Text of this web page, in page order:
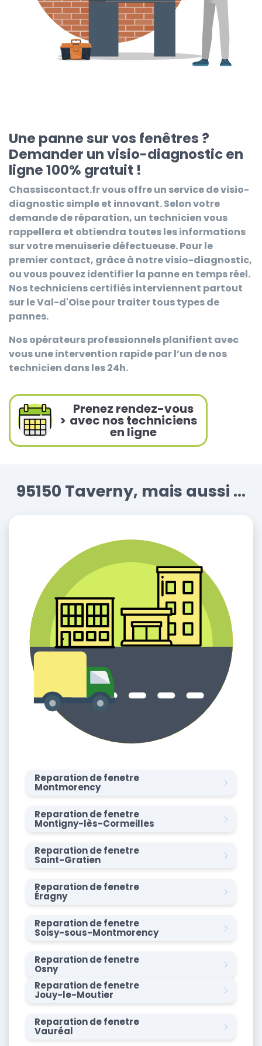
Une panne sur vos fenêtres ?
Demander un visio-diagnostic en
ligne 100% gratuit !
Chassiscontact.frvous offre un service de visio-
diagnostic simple et innovant. Selon votre
demande de réparation, un technicien vous
rappellera et obtiendra toutes les informations
sur votre menuiserie défectueuse. Pour le
premier contact, grâce à notre visio-diagnostic,
ou vous pouvez identifier la panne en temps réel.
Nos techniciens certifiés interviennent partout
sur le Val-d'Oise pour traiter tous types de
pannes.
Nos opérateurs professionnels planifient avec
vous une intervention rapide par l’un de nos
technicien dans les 24h.
>
Prenez rendez-vous
avec nos techniciens
en ligne
95150 Taverny, mais aussi ...
Reparation de fenetre
Montmorency
Reparation de fenetre
Montigny-lès-Cormeilles
Reparation de fenetre
Saint-Gratien
Reparation de fenetre
Éragny
Reparation de fenetre
Soisy-sous-Montmorency
Reparation de fenetre
Osny
Reparation de fenetre
Jouy-le-Moutier
Reparation de fenetre
Vauréal